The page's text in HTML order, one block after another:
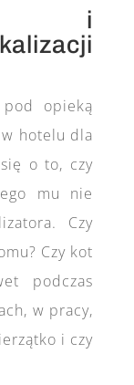
i
pod opieką
hotelu dla
o to, czy
mu nie
Czy
Czy kot
podczas
w pracy,
i czy